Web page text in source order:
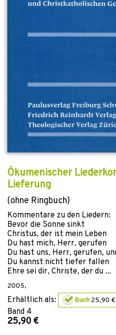
Ökumenischer
Lieferung
(ohne Ringbuch)
Kommentare zu den Liedern:
Bevor die Sonne sinkt
Christus, der ist mein Leben
Du hast mich, Herr, gerufen
Du hast uns, Herr, gerufen,
Du kannst nicht tiefer fallen
Ehre sei dir, Christe, der du ...
2005,
Erhältlich als: Buch 25,90 €
Band 4
25,90 €